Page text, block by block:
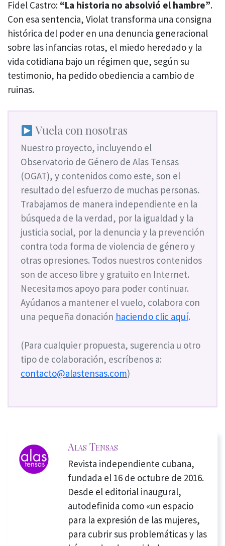
Fidel Castro: “La historia no absolvió el hambre”.
Con esa sentencia, Violat transforma una consigna
histórica del poder en una denuncia generacional
sobre las infancias rotas, el miedo heredado y la
vida cotidiana bajo un régimen que, según su
testimonio, ha pedido obediencia a cambio de
ruinas.
Vuela con nosotras
Nuestro proyecto, incluyendo el
Observatorio de Género de Alas Tensas
(OGAT), y contenidos como este, son el
resultado del esfuerzo de muchas personas.
Trabajamos de manera independiente en la
búsqueda de la verdad, por la igualdad y la
justicia social, por la denuncia y la prevención
contra toda forma de violencia de género y
otras opresiones. Todos nuestros contenidos
son de acceso libre y gratuito en Internet.
Necesitamos apoyo para poder continuar.
Ayúdanos a mantener el vuelo, colabora con
una pequeña donación haciendo clic aquí.
(Para cualquier propuesta, sugerencia u otro
tipo de colaboración, escríbenos a:
contacto@alastensas.com)
Alas Tensas
Revista independiente cubana,
fundada el 16 de octubre de 2016.
Desde el editorial inaugural,
autodefinida como «un espacio
para la expresión de las mujeres,
para cubrir sus problemáticas y las